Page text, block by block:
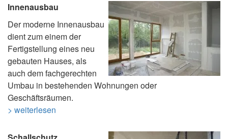
Innenausbau
Der moderne Innenausbau
dient zum einem der
Fertigstellung eines neu
gebauten Hauses, als
auch dem fachgerechten
Umbau in bestehenden Wohnungen oder
Geschäftsräumen.
> weiterlesen